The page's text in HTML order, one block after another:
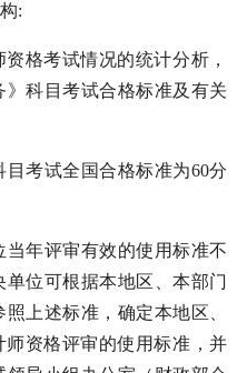
:
格考试情况的统计分析，
科目考试合格标准及有关
考试全国合格标准为60分
年评审有效的使用标准不
位可根据本地区、本部门
上述标准，确定本地区、
师资格评审的使用标准，并